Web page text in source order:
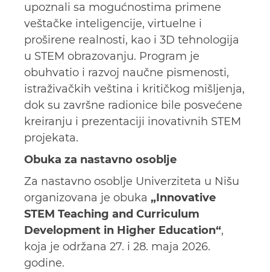
upoznali sa mogućnostima primene
veštačke inteligencije, virtuelne i
proširene realnosti, kao i 3D tehnologija
u STEM obrazovanju. Program je
obuhvatio i razvoj naučne pismenosti,
istraživačkih veština i kritičkog mišljenja,
dok su završne radionice bile posvećene
kreiranju i prezentaciji inovativnih STEM
projekata.
Obuka za nastavno osoblje
Za nastavno osoblje Univerziteta u Nišu
organizovana je obuka „Innovative
STEM Teaching and Curriculum
Development in Higher Education“,
koja je održana 27. i 28. maja 2026.
godine.